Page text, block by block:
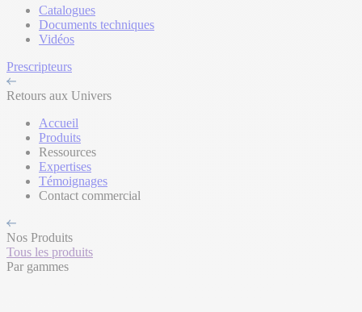
Catalogues
Documents techniques
Vidéos
Prescripteurs
Retours aux Univers
Accueil
Produits
Ressources
Expertises
Témoignages
Contact commercial
Nos Produits
Tous les produits
Par gammes